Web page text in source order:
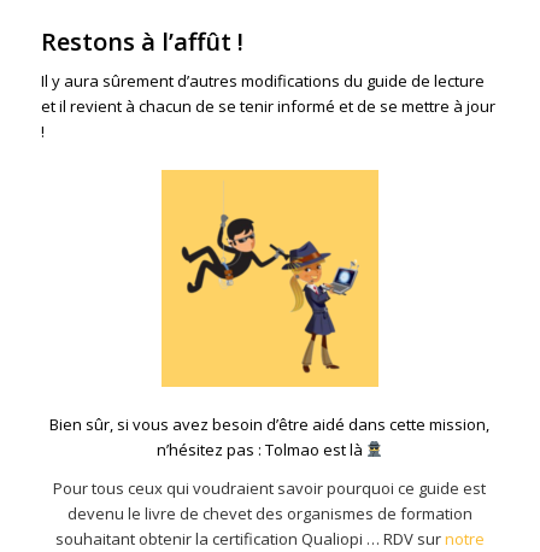
Restons à l’affût !
Il y aura sûrement d’autres modifications du guide de lecture
et il revient à chacun de se tenir informé et de se mettre à jour
!
Bien sûr, si vous avez besoin d’être aidé dans cette mission,
n’hésitez pas : Tolmao est là
Pour tous ceux qui voudraient savoir pourquoi ce guide est
devenu le livre de chevetdes organismes de formation
souhaitant obtenir la certification Qualiopi … RDV surnotre